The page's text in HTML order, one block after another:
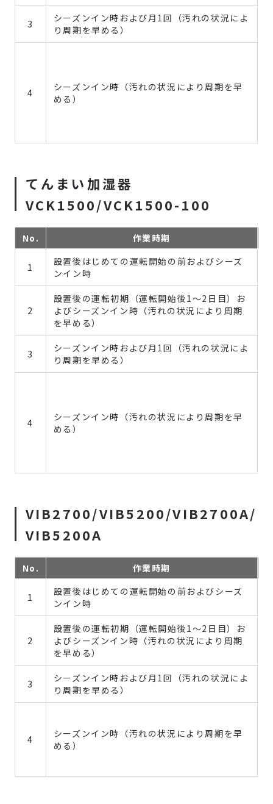
3
シーズンイン時および月1回（汚れの状況によ
り周期を早める）
4
シーズンイン時（汚れの状況により周期を早
める）
てんまい加湿器
VCK1500/VCK1500-100
No. 作業時期
1
設置後はじめての運転開始の前およびシーズ
ンイン時
2
設置後の運転初期（運転開始後1～2日目）お
よびシーズンイン時（汚れの状況により周期
を早める）
3
シーズンイン時および月1回（汚れの状況によ
り周期を早める）
4
シーズンイン時（汚れの状況により周期を早
める）
VIB2700/VIB5200/VIB2700A/
VIB5200A
No. 作業時期
1
設置後はじめての運転開始の前およびシーズ
ンイン時
2
設置後の運転初期（運転開始後1～2日目）お
よびシーズンイン時（汚れの状況により周期
を早める）
3
シーズンイン時および月1回（汚れの状況によ
り周期を早める）
4
シーズンイン時（汚れの状況により周期を早
める）